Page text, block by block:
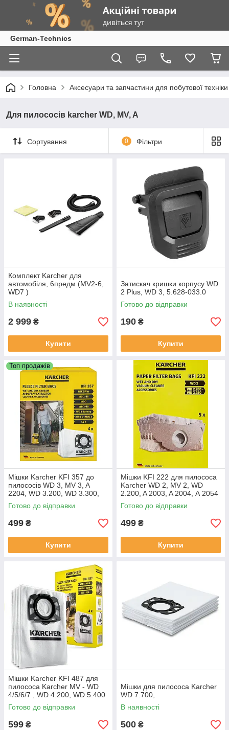
German-Technics
Головна Аксесуари та запчастини для побутової
Для пилососів karcher WD, MV, A
Сортування 0 Фільтри
Комплект Karcher для
автомобіля, 6предм (MV2-6,
WD7 )
В наявності
2 999 ₴
Купити
Затискач кришки корпусу WD
2 Plus, WD 3, 5.628-033.0
Готово до відправки
190 ₴
Купити
Топ продажів
Мішки Karcher KFI 357 до
пилососів WD 3, MV 3, A
2204, WD 3.200, WD 3.300,
KWD 1, SE 4001
Готово до відправки
499 ₴
Купити
Мішки KFI 222 для пилососа
Karcher WD 2, MV 2, WD
2.200, A 2003, A 2004, А 2054
Готово до відправки
499 ₴
Купити
Мішки Karcher KFI 487 для
пилососа Karcher MV - WD
4/5/6/7 , WD 4.200, WD 5.400
Готово до відправки
599 ₴
Мішки для пилососа Karcher
WD 7.700,
В наявності
500 ₴